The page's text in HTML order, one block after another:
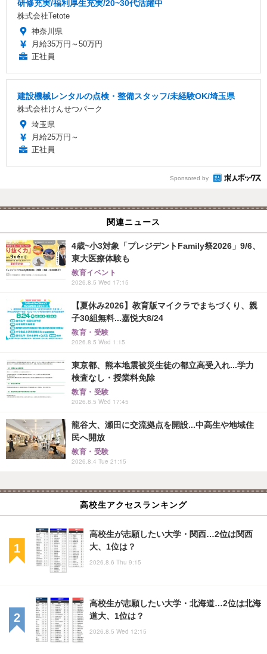
研修充実/福利厚生充実/20~30代活躍中
株式会社Tetote
神奈川県
月給35万円～50万円
正社員
建設機械レンタルの点検・整備スタッフ/未経験OK/埼玉県
株式会社けんせつパーク
埼玉県
月給25万円～
正社員
Sponsored by
関連ニュース
4歳~小3対象「プレジデントFamily祭2026」9/6、
東大医療体験も
教育イベント
2026.8.5 Wed 17:15
【夏休み2026】教育版マイクラでまちづくり、親
子30組無料...嘉悦大8/24
教育・受験
2026.8.5 Wed 1:15
東京都、熊本地震被災生徒の都立高受入れ...学力
検査なし・授業料免除
教育・受験
2026.8.5 Wed 17:45
龍谷大、瀬田に交流拠点を開設...中高生や地域住
民へ開放
教育・受験
2026.8.4 Tue 21:15
高校生アクセスランキング
高校生が志願したい大学・関西…2位は関西
大、1位は？
2026.8.6 Thu 9:15
高校生が志願したい大学・北海道…2位は北海
道大、1位は？
2026.8.5 Wed 12:15